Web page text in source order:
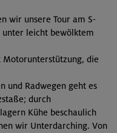
wir unsere Tour am S-
unter leicht bewölktem
die
und Radwegen geht es
durch
Kühe beschaulich
wir Unterdarching. Von